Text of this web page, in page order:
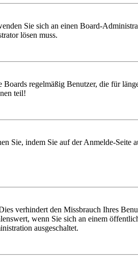
Sie sich an einen Board-
lösen muss.
regelmäßig Benutzer, die für
teil!
Sie, indem Sie auf der Anmelde-Seite
verhindert den Missbrauch Ihres
wenn Sie sich an einem
ausgeschaltet.